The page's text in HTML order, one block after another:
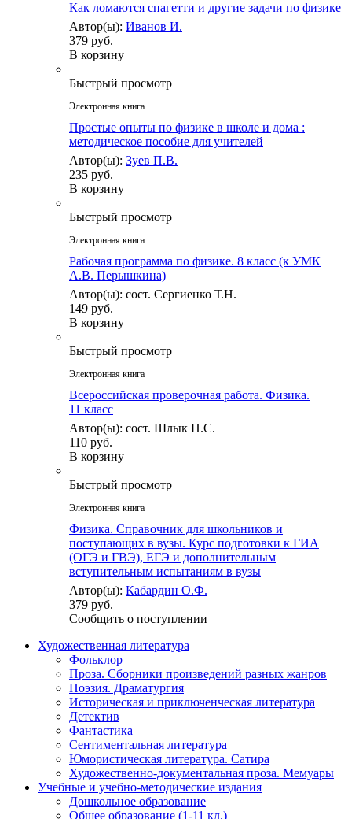
Как ломаются спагетти и другие задачи по физике
Автор(ы): Иванов И.
379 руб.
В корзину
Быстрый просмотр
Электронная книга
Простые опыты по физике в школе и дома :
методическое пособие для учителей
Автор(ы): Зуев П.В.
235 руб.
В корзину
Быстрый просмотр
Электронная книга
Рабочая программа по физике. 8 класс (к УМК
А.В. Перышкина)
Автор(ы): сост. Сергиенко Т.Н.
149 руб.
В корзину
Быстрый просмотр
Электронная книга
Всероссийская проверочная работа. Физика.
11 класс
Автор(ы): сост. Шлык Н.С.
110 руб.
В корзину
Быстрый просмотр
Электронная книга
Физика. Справочник для школьников и
поступающих в вузы. Курс подготовки к ГИА
(ОГЭ и ГВЭ), ЕГЭ и дополнительным
вступительным испытаниям в вузы
Автор(ы): Кабардин О.Ф.
379 руб.
Сообщить о поступлении
Художественная литература
Фольклор
Проза. Сборники произведений разных жанров
Поэзия. Драматургия
Историческая и приключенческая литература
Детектив
Фантастика
Сентиментальная литература
Юмористическая литература. Сатира
Художественно-документальная проза. Мемуары
Учебные и учебно-методические издания
Дошкольное образование
Общее образование (1-11 кл.)